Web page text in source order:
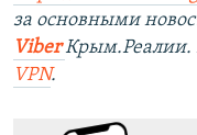
за основными
ViberКрым.Реалии.
VPN.